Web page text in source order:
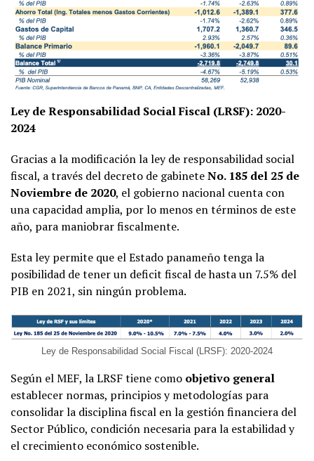
Ley de Responsabilidad Social Fiscal (LRSF): 2020-
2024
Gracias a la modificación la ley de responsabilidad social
fiscal, a través del decreto de gabineteNo. 185 del 25 de
Noviembre de 2020, el gobierno nacional cuenta con
una capacidad amplia, por lo menos en términos de este
año, para maniobrar fiscalmente.
Esta ley permite que el Estado panameño tenga la
posibilidad de tener un deficit fiscal de hasta un 7.5% del
PIB en 2021, sin ningún problema.
Ley de Responsabilidad Social Fiscal (LRSF): 2020-2024
Según el MEF, la LRSF tiene como objetivo general
establecer normas, principios y metodologías para
consolidar la disciplina fiscal en la gestión financiera del
Sector Público, condición necesaria para la estabilidad y
el crecimiento económico sostenible.